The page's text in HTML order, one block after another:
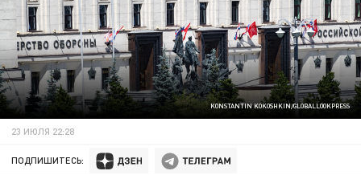
KONSTANTIN KOKOSHKIN/GLOBALLOOKPRESS
23 ИЮЛЯ 22:28
ПОДПИШИТЕСЬ: